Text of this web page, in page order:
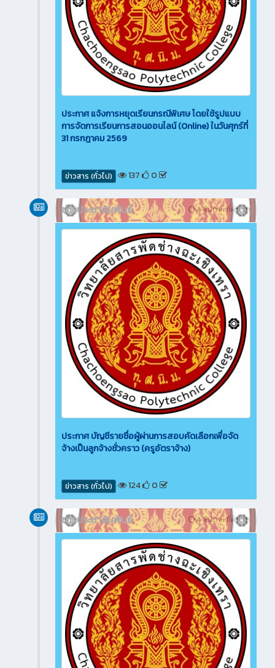
ประกาศ แจ้งการหยุดเรียนกรณีพิเศษ โดยใช้รูปแบบ
การจัดการเรียนการสอนออนไลน์ (Online) ในวันศุกร์ที่
31 กรกฎาคม 2569
ข่าวสาร (ทั่วไป) 137 0
4 สัปดาห์ ที่ผ่านมา
ข่าวประชาสัมพันธ์
ประกาศ บัญชีรายชื่อผู้ผ่านการสอบคัดเลือกเพื่อจัด
จ้างเป็นลูกจ้างชั่วคราว (ครูอัตราจ้าง)
ข่าวสาร (ทั่วไป) 124 0
4 สัปดาห์ ที่ผ่านมา
ข่าวประชาสัมพันธ์